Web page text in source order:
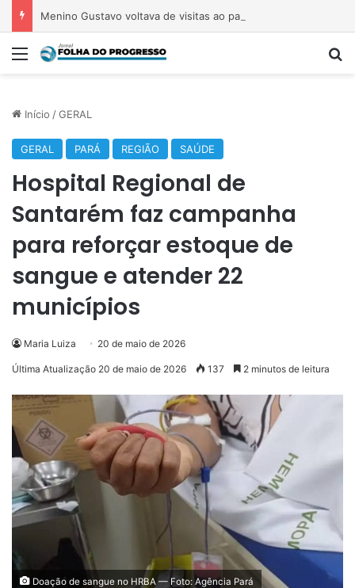
Menu
Início /GERAL
GERAL PARÁ REGIÃO SAÚDE
Hospital Regional de
Santarém faz campanha
para reforçar estoque de
sangue e atender 22
municípios
Maria Luiza 20 de maio de 2026
Última Atualização 20 de maio de 2026 137 2 minutos de leitura
Doação de sangue no HRBA — Foto: Agência Pará